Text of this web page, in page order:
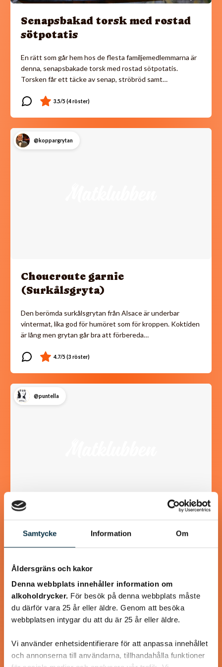
Samtycke Information Om
Åldersgräns och kakor
Denna webbplats innehåller information om
alkoholdrycker. För besök på denna webbplats måste
du därför vara 25 år eller äldre. Genom att besöka
webbplatsen intygar du att du är 25 år eller äldre.
Vi använder enhetsidentifierare för att anpassa innehållet
och annonserna till användarna, tillhandahålla funktioner
Senapsbakad torsk med rostad
sötpotatis
En rätt som går hem hos de flesta familjemedlemmarna är
denna, senapsbakade torsk med rostad sötpotatis.
Torsken får ett täcke av senap, ströbröd samt…
@koppargrytan
Choucroute garnie
(Surkålsgryta)
Den berömda surkålsgrytan från Alsace är underbar
vintermat, lika god för humöret som för kroppen. Koktiden
är lång men grytan går bra att förbereda…
@puntella
Spansk biffgryta
annat nötkött nästa gång.